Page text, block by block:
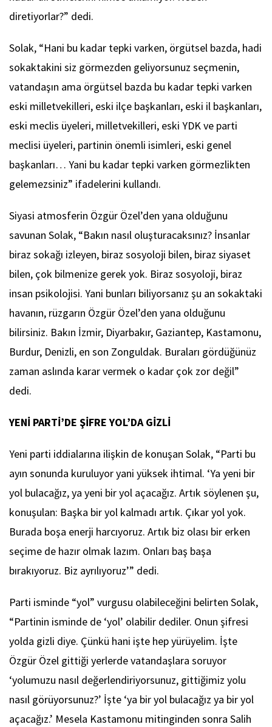
diretiyorlar?” dedi.
Solak, “Hani bu kadar tepki varken, örgütsel bazda, hadi
sokaktakini siz görmezden geliyorsunuz seçmenin,
vatandaşın ama örgütsel bazda bu kadar tepki varken
eski milletvekilleri, eski ilçe başkanları, eski il başkanları,
eski meclis üyeleri, milletvekilleri, eski YDK ve parti
meclisi üyeleri, partinin önemli isimleri, eski genel
başkanları… Yani bu kadar tepki varken görmezlikten
gelemezsiniz” ifadelerini kullandı.
Siyasi atmosferin Özgür Özel’den yana olduğunu
savunan Solak, “Bakın nasıl oluşturacaksınız? İnsanlar
biraz sokağı izleyen, biraz sosyoloji bilen, biraz siyaset
bilen, çok bilmenize gerek yok. Biraz sosyoloji, biraz
insan psikolojisi. Yani bunları biliyorsanız şu an sokaktaki
havanın, rüzgarın Özgür Özel’den yana olduğunu
bilirsiniz. Bakın İzmir, Diyarbakır, Gaziantep, Kastamonu,
Burdur, Denizli, en son Zonguldak. Buraları gördüğünüz
zaman aslında karar vermek o kadar çok zor değil”
dedi.
YENİ PARTİ’DE ŞİFRE YOL’DA GİZLİ
Yeni parti iddialarına ilişkin de konuşan Solak, “Parti bu
ayın sonunda kuruluyor yani yüksek ihtimal. ‘Ya yeni bir
yol bulacağız, ya yeni bir yol açacağız. Artık söylenen şu,
konuşulan: Başka bir yol kalmadı artık. Çıkar yol yok.
Burada boşa enerji harcıyoruz. Artık biz olası bir erken
seçime de hazır olmak lazım. Onları baş başa
bırakıyoruz. Biz ayrılıyoruz’” dedi.
Parti isminde “yol” vurgusu olabileceğini belirten Solak,
“Partinin isminde de ‘yol’ olabilir dediler. Onun şifresi
yolda gizli diye. Çünkü hani işte hep yürüyelim. İşte
Özgür Özel gittiği yerlerde vatandaşlara soruyor
‘yolumuzu nasıl değerlendiriyorsunuz, gittiğimiz yolu
nasıl görüyorsunuz?’ İşte ‘ya bir yol bulacağız ya bir yol
açacağız.’ Mesela Kastamonu mitinginden sonra Salih